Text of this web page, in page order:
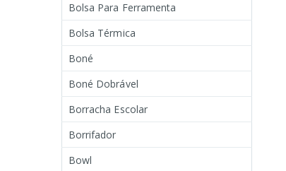
Bolsa Para Ferramenta
Bolsa Térmica
Boné
Boné Dobrável
Borracha Escolar
Borrifador
Bowl